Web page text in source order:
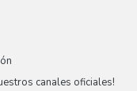
canales oficiales!